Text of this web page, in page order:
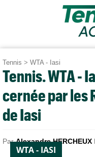
Tennis > WTA - Iasi
Tennis. WTA -
cernée par les
de Iasi
ParAlexandre HERCHEUX
WTA - IASI